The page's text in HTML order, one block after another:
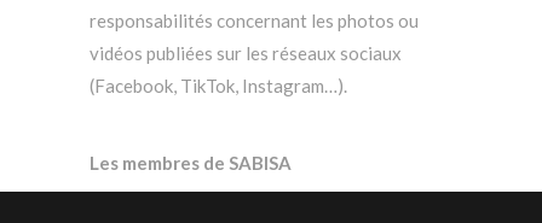
responsabilités concernant les photos ou
vidéos publiées sur les réseaux sociaux
(Facebook, TikTok, Instagram…).
Les membres de SABISA